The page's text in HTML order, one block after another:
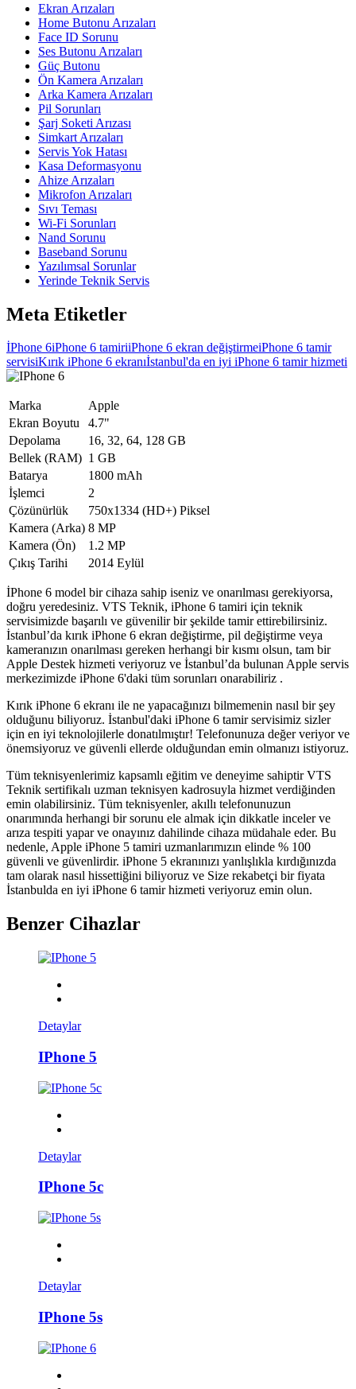
Ekran Arızaları
Home Butonu Arızaları
Face ID Sorunu
Ses Butonu Arızaları
Güç Butonu
Ön Kamera Arızaları
Arka Kamera Arızaları
Pil Sorunları
Şarj Soketi Arızası
Simkart Arızaları
Servis Yok Hatası
Kasa Deformasyonu
Ahize Arızaları
Mikrofon Arızaları
Sıvı Teması
Wi-Fi Sorunları
Nand Sorunu
Baseband Sorunu
Yazılımsal Sorunlar
Yerinde Teknik Servis
Meta Etiketler
İPhone 6iPhone 6 tamiriiPhone 6 ekran değiştirmeiPhone 6 tamir
servisiKırık iPhone 6 ekranıİstanbul'da en iyi iPhone 6 tamir hizmeti
Marka
Apple
Ekran Boyutu
4.7"
Depolama
16, 32, 64, 128 GB
Bellek (RAM) 1 GB
Batarya
1800 mAh
İşlemci
2
Çözünürlük
750x1334 (HD+) Piksel
Kamera (Arka) 8 MP
Kamera (Ön)
1.2 MP
Çıkış Tarihi
2014 Eylül
İPhone 6 model bir cihaza sahip iseniz ve onarılması gerekiyorsa,
doğru yeredesiniz. VTS Teknik, iPhone 6 tamiri için teknik
servisimizde başarılı ve güvenilir bir şekilde tamir ettirebilirsiniz.
İstanbul’da kırık iPhone 6 ekran değiştirme, pil değiştirme veya
kameranızın onarılması gereken herhangi bir kısmı olsun, tam bir
Apple Destek hizmeti veriyoruz ve İstanbul’da bulunan Apple servis
merkezimizde iPhone 6'daki tüm sorunları onarabiliriz .
Kırık iPhone 6 ekranı ile ne yapacağınızı bilmemenin nasıl bir şey
olduğunu biliyoruz. İstanbul'daki iPhone 6 tamir servisimiz sizler
için en iyi teknolojilerle donatılmıştır! Telefonunuza değer veriyor ve
önemsiyoruz ve güvenli ellerde olduğundan emin olmanızı istiyoruz.
Tüm teknisyenlerimiz kapsamlı eğitim ve deneyime sahiptir VTS
Teknik sertifikalı uzman teknisyen kadrosuyla hizmet verdiğinden
emin olabilirsiniz. Tüm teknisyenler, akıllı telefonunuzun
onarımında herhangi bir sorunu ele almak için dikkatle inceler ve
arıza tespiti yapar ve onayınız dahilinde cihaza müdahale eder. Bu
nedenle, Apple iPhone 5 tamiri uzmanlarımızın elinde % 100
güvenli ve güvenlirdir. iPhone 5 ekranınızı yanlışlıkla kırdığınızda
tam olarak nasıl hissettiğini biliyoruz ve Size rekabetçi bir fiyata
İstanbulda en iyi iPhone 6 tamir hizmeti veriyoruz emin olun.
Benzer Cihazlar
Detaylar
IPhone 5
Detaylar
IPhone 5c
Detaylar
IPhone 5s